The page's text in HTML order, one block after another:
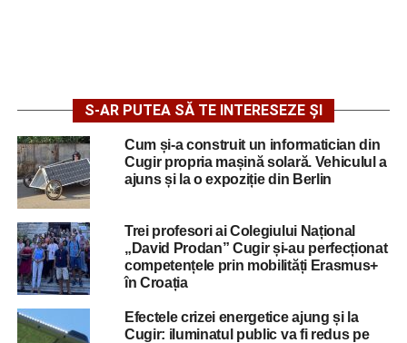
S-AR PUTEA SĂ TE INTERESEZE ȘI
Cum și-a construit un informatician din
Cugir propria mașină solară. Vehiculul a
ajuns și la o expoziție din Berlin
Trei profesori ai Colegiului Național
„David Prodan” Cugir și-au perfecționat
competențele prin mobilități Erasmus+
în Croația
Efectele crizei energetice ajung și la
Cugir: iluminatul public va fi redus pe